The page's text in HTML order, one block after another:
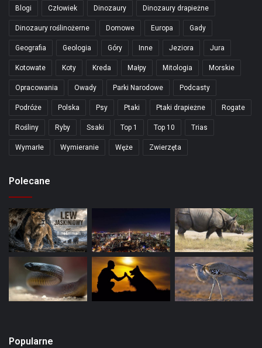
Blogi Człowiek Dinozaury Dinozaury drapieżne
Dinozaury roślinożerne Domowe Europa Gady
Geografia Geologia Góry Inne Jeziora Jura
Kotowate Koty Kreda Małpy Mitologia Morskie
Opracowania Owady Parki Narodowe Podcasty
Podróże Polska Psy Ptaki Ptaki drapieżne Rogate
Rośliny Ryby Ssaki Top 1 Top 10 Trias
Wymarłe Wymieranie Węże Zwierzęta
Polecane
Popularne